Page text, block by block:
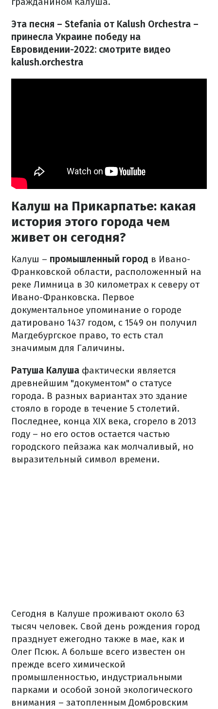
Эта песня – Stefania от Kalush Orchestra –
принесла Украине победу на
Евровидении-2022: смотрите видео
kalush.orchestra
Калуш на Прикарпатье: какая
история этого города чем
живет он сегодня?
Калуш – промышленный город в Ивано-
Франковской области, расположенный на
реке Лимница в 30 километрах к северу от
Ивано-Франковска. Первое
документальное упоминание о городе
датировано 1437 годом, с 1549 он получил
Магдебургское право, то есть стал
значимым для Галичины.
Ратуша Калуша фактически является
древнейшим "документом" о статусе
города. В разных вариантах это здание
стояло в городе в течение 5 столетий.
Последнее, конца XIX века, сгорело в 2013
году – но его остов остается частью
городского пейзажа как молчаливый, но
выразительный символ времени.
Сегодня в Калуше проживают около 63
тысяч человек. Свой день рождения город
празднует ежегодно также в мае, как и
Олег Псюк. А больше всего известен он
прежде всего химической
промышленностью, индустриальными
парками и особой зоной экологического
внимания – затопленным Домбровским